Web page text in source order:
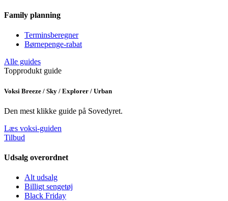
Family planning
Terminsberegner
Børnepenge-rabat
Alle guides
Topprodukt guide
Voksi Breeze / Sky / Explorer / Urban
Den mest klikke guide på Sovedyret.
Læs voksi-guiden
Tilbud
Udsalg overordnet
Alt udsalg
Billigt sengetøj
Black Friday